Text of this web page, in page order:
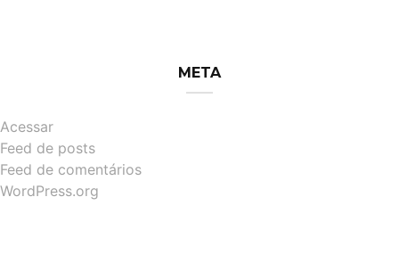
META
Acessar
Feed de posts
Feed de comentários
WordPress.org